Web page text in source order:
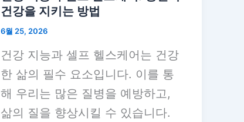
건강을 지키는 방법
6월 25, 2026
건강 지능과 셀프 헬스케어는 건강
한 삶의 필수 요소입니다. 이를 통
해 우리는 많은 질병을 예방하고,
삶의 질을 향상시킬 수 있습니다.